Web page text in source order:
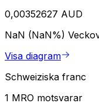
0,00352627 AUD
NaN (NaN%)
Visa diagram
Schweiziska franc
1 MRO motsvarar